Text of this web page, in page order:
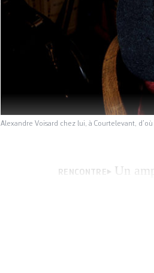
Alexandre Voisard chez lui, à Courtelevant,
RENCONTRE
Un